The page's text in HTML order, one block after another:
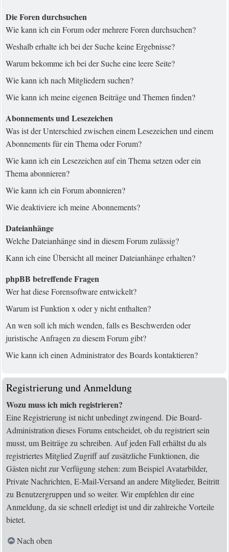
Die Foren durchsuchen
Wie kann ich ein Forum oder mehrere Foren durchsuchen?
Weshalb erhalte ich bei der Suche keine Ergebnisse?
Warum bekomme ich bei der Suche eine leere Seite?
Wie kann ich nach Mitgliedern suchen?
Wie kann ich meine eigenen Beiträge und Themen finden?
Abonnements und Lesezeichen
Was ist der Unterschied zwischen einem Lesezeichen und einem
Abonnements für ein Thema oder Forum?
Wie kann ich ein Lesezeichen auf ein Thema setzen oder ein
Thema abonnieren?
Wie kann ich ein Forum abonnieren?
Wie deaktiviere ich meine Abonnements?
Dateianhänge
Welche Dateianhänge sind in diesem Forum zulässig?
Kann ich eine Übersicht all meiner Dateianhänge erhalten?
phpBB betreffende Fragen
Wer hat diese Forensoftware entwickelt?
Warum ist Funktion x oder y nicht enthalten?
An wen soll ich mich wenden, falls es Beschwerden oder
juristische Anfragen zu diesem Forum gibt?
Wie kann ich einen Administrator des Boards kontaktieren?
Registrierung und Anmeldung
Wozu muss ich mich registrieren?
Eine Registrierung ist nicht unbedingt zwingend. Die Board-
Administration dieses Forums entscheidet, ob du registriert sein
musst, um Beiträge zu schreiben. Auf jeden Fall erhältst du als
registriertes Mitglied Zugriff auf zusätzliche Funktionen, die
Gästen nicht zur Verfügung stehen: zum Beispiel Avatarbilder,
Private Nachrichten, E-Mail-Versand an andere Mitglieder, Beitritt
zu Benutzergruppen und so weiter. Wir empfehlen dir eine
Anmeldung, da sie schnell erledigt ist und dir zahlreiche Vorteile
bietet.
Nach oben